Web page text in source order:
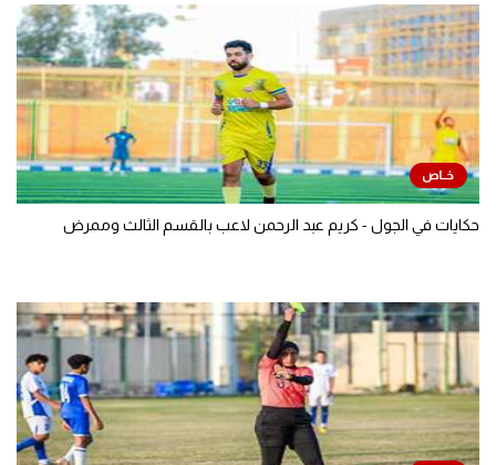
حكايات في الجول - كريم عبد الرحمن لاعب بالقسم الثالث وممرض